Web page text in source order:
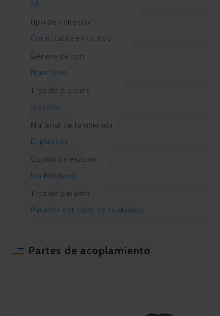
2A
tipo de conector
Conectable en campo
Género del pin
Masculino
Tipo de bloqueo
roscado
Material de la vivienda
El plastico
Opción de escudo
No blindado
Tipo de pasador
Pasador del cubo de soldadura
Partes de acoplamiento